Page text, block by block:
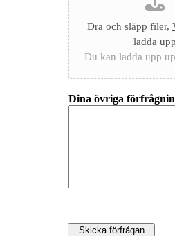
Dra och släpp filer,
ladda upp
Du kan ladda upp
Dina övriga
Skicka förfrågan